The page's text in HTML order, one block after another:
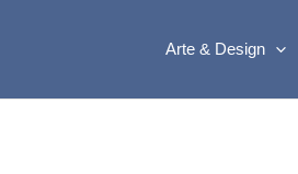
Arte & Design